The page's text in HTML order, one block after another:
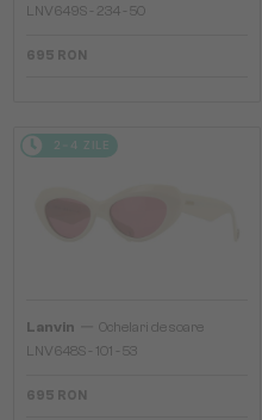
LNV649S - 234 - 50
695 RON
2-4 ZILE
Lanvin
Ochelari de soare
LNV648S - 101 - 53
695 RON